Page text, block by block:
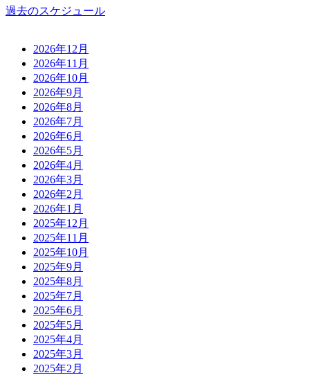
過去のスケジュール
2026年12月
2026年11月
2026年10月
2026年9月
2026年8月
2026年7月
2026年6月
2026年5月
2026年4月
2026年3月
2026年2月
2026年1月
2025年12月
2025年11月
2025年10月
2025年9月
2025年8月
2025年7月
2025年6月
2025年5月
2025年4月
2025年3月
2025年2月